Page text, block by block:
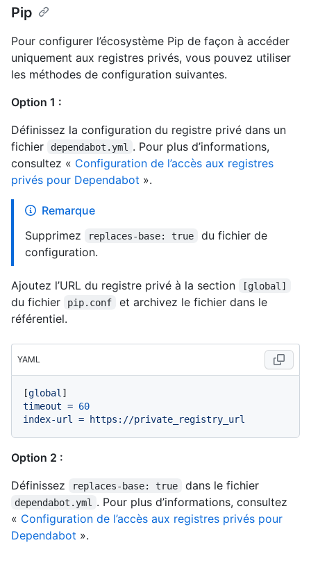
Pip
Pour configurer l’écosystème Pip de façon à accéder
uniquement aux registres privés, vous pouvez utiliser
les méthodes de configuration suivantes.
Option 1 :
Définissez la configuration du registre privé dans un
fichier
dependabot.yml
. Pour plus d’informations,
consultez « Configuration de l’accès aux registres
privés pour Dependabot ».
Remarque
Supprimez
replaces-base: true
du fichier de
configuration.
Ajoutez l’URL du registre privé à la section [global]
du fichier pip.conf
et archivez le fichier dans le
référentiel.
YAML
[global
timeout = 60
index-url
= https://private_registry_url
Option 2 :
Définissez
replaces-base: true dans le fichier
dependabot.yml
. Pour plus d’informations, consultez
« Configuration de l’accès aux registres privés pour
Dependabot ».